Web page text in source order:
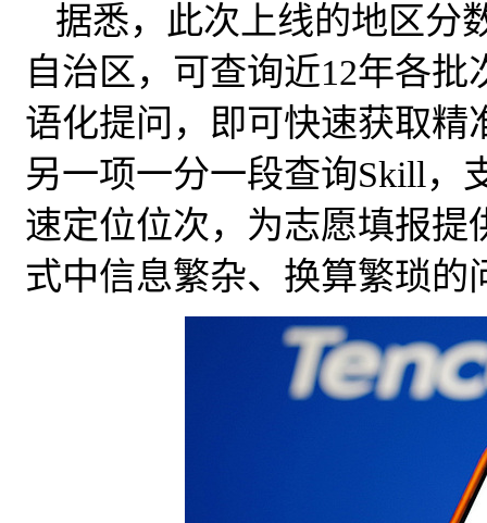
据悉，此次上线的地区分
自治区，可查询近12年各
语化提问，即可快速获取
另一项一分一段查询Skill，
速定位位次，为志愿填报
式中信息繁杂、换算繁琐的